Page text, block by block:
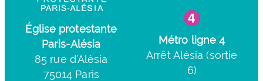
Église protestante
Paris-Alésia
85 rue d’Alésia
75014 Paris
Métro ligne 4
Arrêt Alésia (sortie
6)